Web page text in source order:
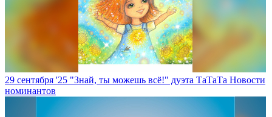
29 сентября '25 "Знай, ты можешь всё!" дуэта ТаТаТа Новости
номинантов